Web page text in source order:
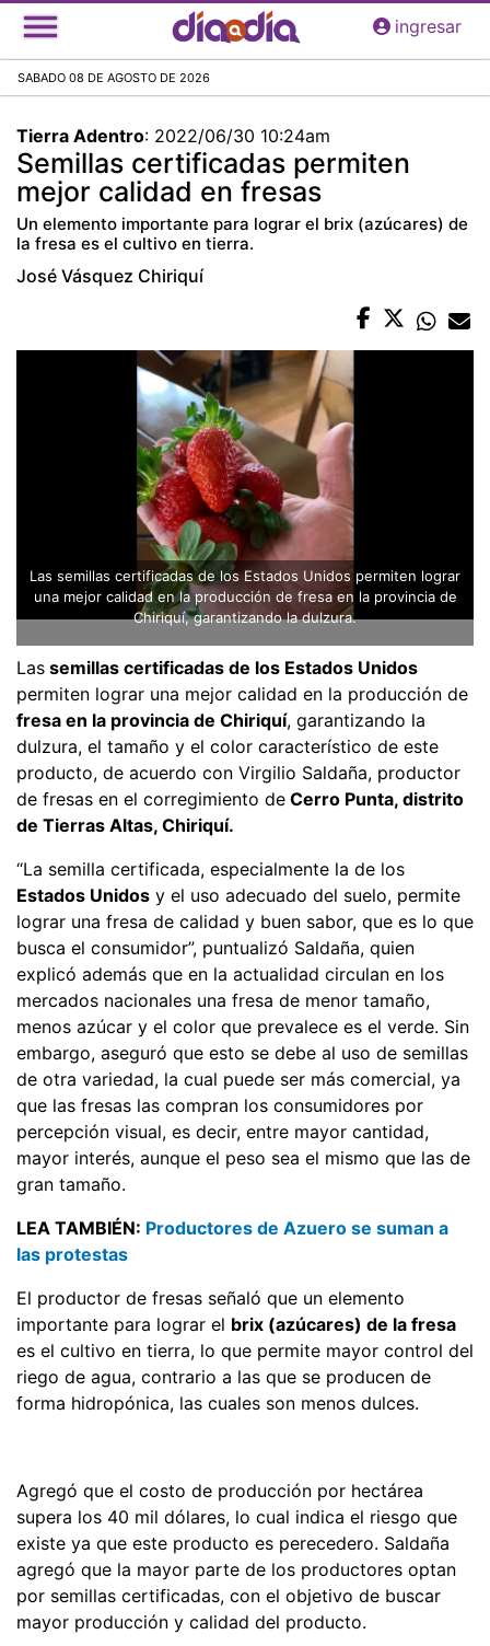
Pasar
al
principal
ingresar
SABADO 08 DE AGOSTO DE 2026
Tierra Adentro: 2022/06/30 10:24am
Semillas certificadas permiten
mejor calidad en fresas
Un elemento importante para lograr el brix (azúcares) de
la fresa es el cultivo en tierra.
José Vásquez Chiriquí
Las semillas certificadas de los Estados Unidos permiten lograr
una mejor calidad en la producción de fresa en la provincia de
Chiriquí, garantizando la dulzura.
Las semillas certificadas de los Estados Unidos
permiten lograr una mejor calidad en la producción de
fresa en la provincia de Chiriquí, garantizando la
dulzura, el tamaño y el color característico de este
producto, de acuerdo con Virgilio Saldaña, productor
de fresas en el corregimiento de Cerro Punta, distrito
de Tierras Altas, Chiriquí.
“La semilla certificada, especialmente la de los
Estados Unidos y el uso adecuado del suelo, permite
lograr una fresa de calidad y buen sabor, que es lo que
busca el consumidor”, puntualizó Saldaña, quien
explicó además que en la actualidad circulan en los
mercados nacionales una fresa de menor tamaño,
menos azúcar y el color que prevalece es el verde. Sin
embargo, aseguró que esto se debe al uso de semillas
de otra variedad, la cual puede ser más comercial, ya
que las fresas las compran los consumidores por
percepción visual, es decir, entre mayor cantidad,
mayor interés, aunque el peso sea el mismo que las de
gran tamaño.
LEA TAMBIÉN: Productores de Azuero se suman a
las protestas
El productor de fresas señaló que un elemento
importante para lograr el brix (azúcares) de la fresa
es el cultivo en tierra, lo que permite mayor control del
riego de agua, contrario a las que se producen de
forma hidropónica, las cuales son menos dulces.
Agregó que el costo de producción por hectárea
supera los 40 mil dólares, lo cual indica el riesgo que
existe ya que este producto es perecedero. Saldaña
agregó que la mayor parte de los productores optan
por semillas certificadas, con el objetivo de buscar
mayor producción y calidad del producto.